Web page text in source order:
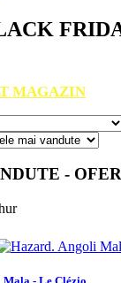
MAGAZIN
-